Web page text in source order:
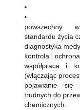
•
•
powszechny
standardu życia
diagnostyka
kontrola i
współpraca i
(włączając
pojawianie się
trudnych do
chemicznych.